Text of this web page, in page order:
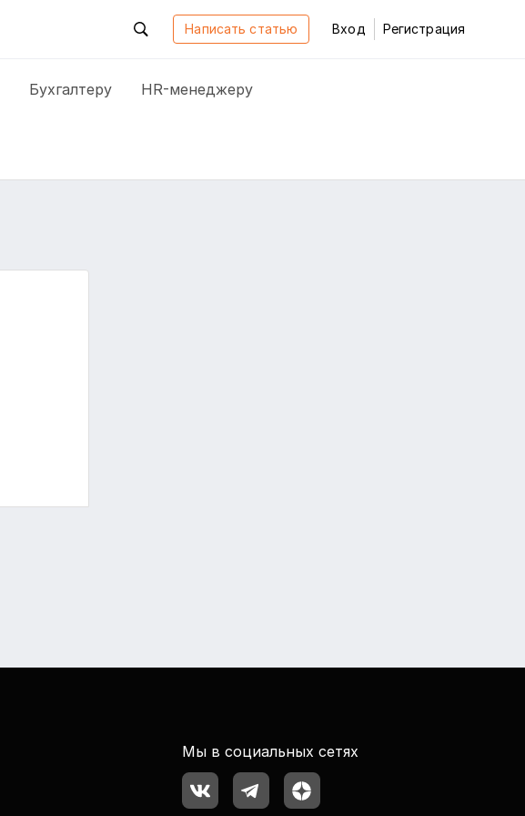
Написать статью Вход Регистрация
Бухгалтеру HR-менеджеру
Мы в социальных сетях